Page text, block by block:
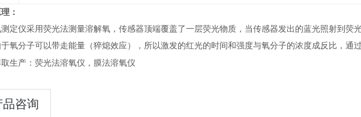
：
定仪采用荧光法测量溶解氧，传感器顶端覆盖了一层荧光物质，当传感器发出的蓝光照射到荧
氧分子可以带走能量（猝熄效应），所以激发的红光的时间和强度与氧分子的浓度成反比，通
生产：荧光法溶氧仪，膜法溶氧仪
品咨询